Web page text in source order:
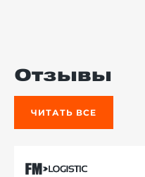
Отзывы
ЧИТАТЬ ВСЕ